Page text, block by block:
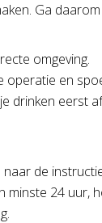
Ga
omgeving.
operatie en
drinken eerst
de
24